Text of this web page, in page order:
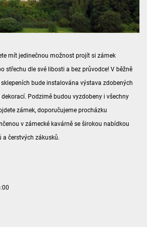
mít jedinečnou možnost projít si zámek
střechu dle své libosti a bez průvodce! V běžně
bude instalována výstava zdobených
Podzimě budou vyzdobeny i všechny
zámek, doporučujeme procházku
v zámecké kavárně se širokou nabídkou
čerstvých zákusků.